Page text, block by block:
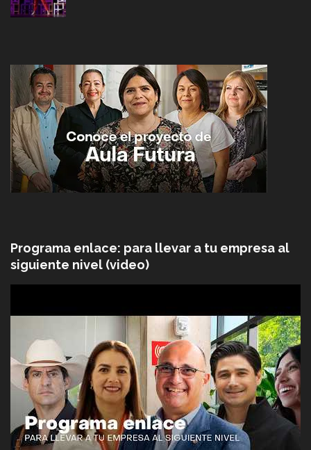
Programa enlace: para llevar a tu empresa al
siguiente nivel (video)